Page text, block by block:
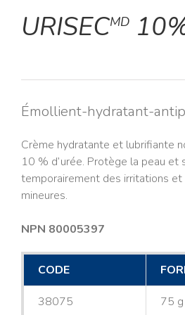
URISECMD
Émollient-hydratant-
Crème hydratante et lubrifiante
10 % d’urée. Protège la peau et
temporairement des irritations et
mineures.
NPN 80005397
CODE
38075 75 g